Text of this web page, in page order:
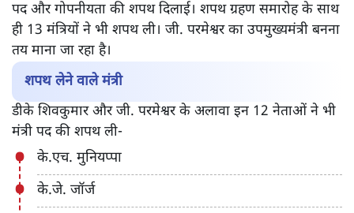
पद और गोपनीयता की शपथ दिलाई। शपथ ग्रहण समारोह के साथ
ही 13 मंत्रियों ने भी शपथ ली। जी. परमेश्वर का उपमुख्यमंत्री बनना
तय माना जा रहा है।
शपथ लेने वाले मंत्री
डीके शिवकुमार और जी. परमेश्वर के अलावा इन 12 नेताओं ने भी
मंत्री पद की शपथ ली-
के.एच. मुनियप्पा
के.जे. जॉर्ज